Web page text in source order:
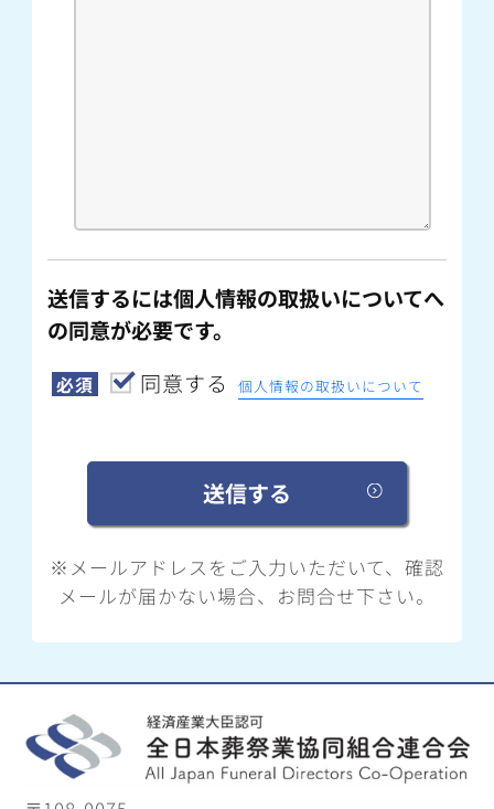
送信するには個人情報の取扱いについてへ
の同意が必要です。
必須 同意する 個人情報の取扱いについて
※メールアドレスをご入力いただいて、確認
メールが届かない場合、お問合せ下さい。